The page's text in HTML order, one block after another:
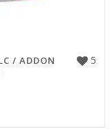
5
/ ADDON